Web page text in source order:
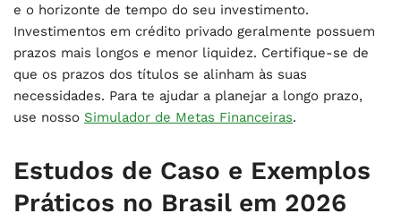
e o horizonte de tempo do seu investimento.
Investimentos em crédito privado geralmente possuem
prazos mais longos e menor liquidez. Certifique-se de
que os prazos dos títulos se alinham às suas
necessidades. Para te ajudar a planejar a longo prazo,
use nosso Simulador de Metas Financeiras.
Estudos de Caso e Exemplos
Práticos no Brasil em 2026